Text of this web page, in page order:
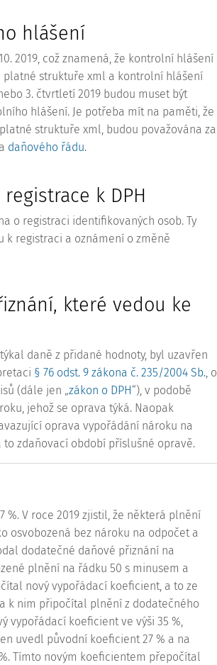
hlášení
2019, což znamená, že kontrolní hlášení
platné struktuře xml a kontrolní hlášení
3. čtvrtletí 2019 budou muset být
hlášení. Je potřeba mít na paměti, že
struktuře xml, budou považována za
a daňového řádu.
k DPH
o registraci identifikovaných osob. Ty
k registraci a oznámení o změně
které vedou ke
daně z přidané hodnoty, byl uzavřen
§ 76 odst. 9 zákona č. 235/2004 Sb., o
(dále jen „zákon o DPH“), v podobě
jehož se oprava týká. Naopak
oprava vypořádání nároku na
zdaňovací období příslušné opravě.
V roce 2019 zjistil, že některá plnění
osvobozená bez nároku na odpočet a
dodatečné daňové přiznání na
plnění na řádku 50 s minusem a
nový vypořádací koeficient, a to ze
k nim připočítal plnění z dodatečného
vypořádací koeficient ve výši 35 %,
uvedl původní koeficient 27 % a na
Tímto novým koeficientem přepočítal